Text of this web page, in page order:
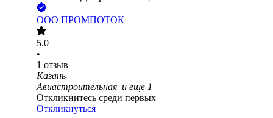
ООО ПРОМПОТОК
5.0
•
1 отзыв
Казань
Авиастроительная и еще 1
Откликнитесь среди первых
Откликнуться